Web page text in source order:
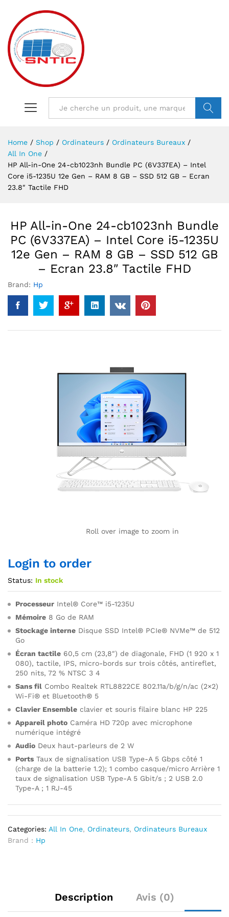
Home / Shop / Ordinateurs / Ordinateurs Bureaux /
All In One /
HP All-in-One 24-cb1023nh Bundle PC (6V337EA) – Intel
Core i5-1235U 12e Gen – RAM 8 GB – SSD 512 GB – Ecran
23.8″ Tactile FHD
HP All-in-One 24-cb1023nh Bundle
PC (6V337EA) – Intel Core i5-1235U
12e Gen – RAM 8 GB – SSD 512 GB
– Ecran 23.8″ Tactile FHD
Brand: Hp
Roll over image to zoom in
Login to order
Status: In stock
Processeur Intel® Core™ i5-1235U
Mémoire 8 Go de RAM
Stockage interne Disque SSD Intel® PCIe® NVMe™ de 512
Go
Écran tactile 60,5 cm (23,8″) de diagonale, FHD (1 920 x 1
080), tactile, IPS, micro-bords sur trois côtés, antireflet,
250 nits, 72 % NTSC 3 4
Sans fil Combo Realtek RTL8822CE 802.11a/b/g/n/ac (2×2)
Wi-Fi® et Bluetooth® 5
Clavier Ensemble clavier et souris filaire blanc HP 225
Appareil photo Caméra HD 720p avec microphone
numérique intégré
Audio Deux haut-parleurs de 2 W
Ports Taux de signalisation USB Type-A 5 Gbps côté 1
(charge de la batterie 1.2); 1 combo casque/micro Arrière 1
taux de signalisation USB Type-A 5 Gbit/s ; 2 USB 2.0
Type-A ; 1 RJ-45
Categories: All In One, Ordinateurs, Ordinateurs Bureaux
Brand : Hp
Description Avis (0)